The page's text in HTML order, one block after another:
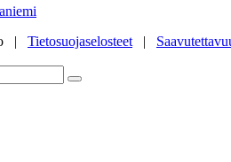
| Tietosuojaselosteet |